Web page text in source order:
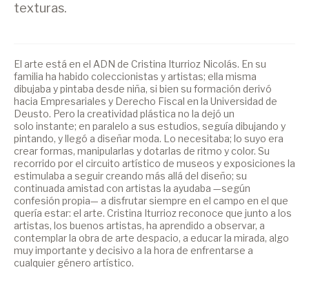
texturas.
El arte está en el ADN de Cristina Iturrioz Nicolás. En su
familia ha habido coleccionistas y artistas; ella misma
dibujaba y pintaba desde niña, si bien su formación derivó
hacia Empresariales y Derecho Fiscal en la Universidad de
Deusto. Pero la creatividad plástica no la dejó un
solo instante; en paralelo a sus estudios, seguía dibujando y
pintando, y llegó a diseñar moda. Lo necesitaba; lo suyo era
crear formas, manipularlas y dotarlas de ritmo y color. Su
recorrido por el circuito artístico de museos y exposiciones la
estimulaba a seguir creando más allá del diseño; su
continuada amistad con artistas la ayudaba —según
confesión propia— a disfrutar siempre en el campo en el que
quería estar: el arte. Cristina Iturrioz reconoce que junto a los
artistas, los buenos artistas, ha aprendido a observar, a
contemplar la obra de arte despacio, a educar la mirada, algo
muy importante y decisivo a la hora de enfrentarse a
cualquier género artístico.